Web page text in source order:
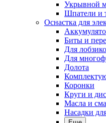
Укрывной
Шпатели и
Оснастка для
Биты и
Для
Для
Долота
Коронки
Круги и
Масла и
Насадки